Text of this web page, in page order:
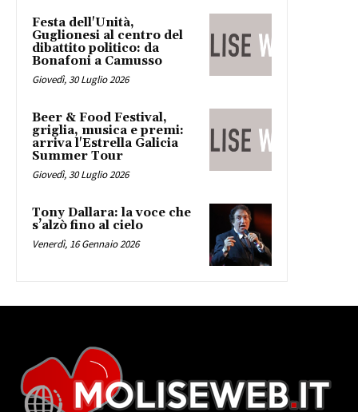
Festa dell'Unità,
Guglionesi al centro del
dibattito politico: da
Bonafoni a Camusso
Giovedì, 30 Luglio 2026
Beer & Food Festival,
griglia, musica e premi:
arriva l'Estrella Galicia
Summer Tour
Giovedì, 30 Luglio 2026
Tony Dallara: la voce che
s’alzò fino al cielo
Venerdì, 16 Gennaio 2026